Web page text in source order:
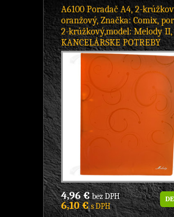
A6100 Poradač A4, 2-
oranžový, Značka: Comix,
2-krúžkový,model: Melody II,
KANCELÁRSKE POTREBY
4,96 €bez DPH
6,10 €s DPH